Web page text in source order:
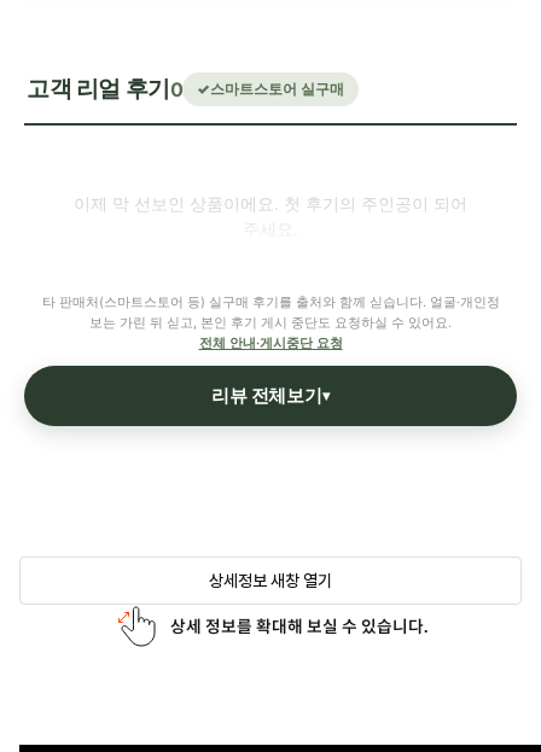
고객 리얼 후기 0 스마트스토어 실구매
이제 막 선보인 상품이에요. 첫 후기의 주인공이 되어
주세요.
타 판매처(스마트스토어 등) 실구매 후기를 출처와 함께 싣습니다. 얼굴·개인정
보는 가린 뒤 싣고, 본인 후기 게시 중단도 요청하실 수 있어요.
전체 안내·게시중단 요청
리뷰 전체보기▾
상세정보 새창 열기
상세 정보를 확대해 보실 수 있습니다.